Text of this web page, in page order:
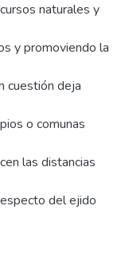
naturales y
y promoviendo la
cuestión deja
o comunas
las distancias
del ejido